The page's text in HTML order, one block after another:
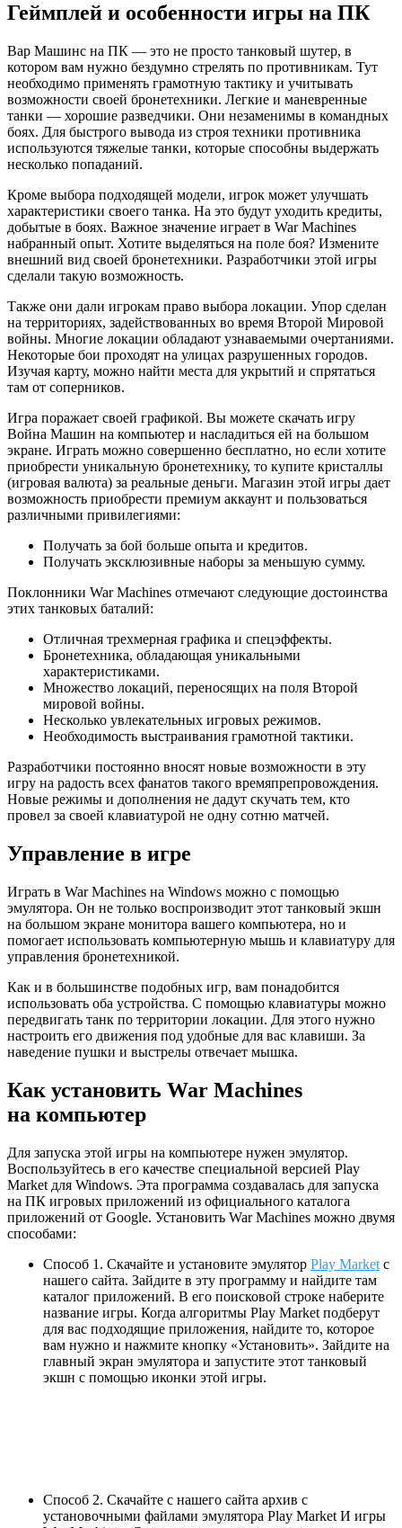
Геймплей и особенности игры на ПК
Вар Машинс на ПК — это не просто танковый шутер, в
котором вам нужно бездумно стрелять по противникам. Тут
необходимо применять грамотную тактику и учитывать
возможности своей бронетехники. Легкие и маневренные
танки — хорошие разведчики. Они незаменимы в командных
боях. Для быстрого вывода из строя техники противника
используются тяжелые танки, которые способны выдержать
несколько попаданий.
Кроме выбора подходящей модели, игрок может улучшать
характеристики своего танка. На это будут уходить кредиты,
добытые в боях. Важное значение играет в War Machines
набранный опыт. Хотите выделяться на поле боя? Измените
внешний вид своей бронетехники. Разработчики этой игры
сделали такую возможность.
Также они дали игрокам право выбора локации. Упор сделан
на территориях, задействованных во время Второй Мировой
войны. Многие локации обладают узнаваемыми очертаниями.
Некоторые бои проходят на улицах разрушенных городов.
Изучая карту, можно найти места для укрытий и спрятаться
там от соперников.
Игра поражает своей графикой. Вы можете скачать игру
Война Машин на компьютер и насладиться ей на большом
экране. Играть можно совершенно бесплатно, но если хотите
приобрести уникальную бронетехнику, то купите кристаллы
(игровая валюта) за реальные деньги. Магазин этой игры дает
возможность приобрести премиум аккаунт и пользоваться
различными привилегиями:
Получать за бой больше опыта и кредитов.
Получать эксклюзивные наборы за меньшую сумму.
Поклонники War Machines отмечают следующие достоинства
этих танковых баталий:
Отличная трехмерная графика и спецэффекты.
Бронетехника, обладающая уникальными
характеристиками.
Множество локаций, переносящих на поля Второй
мировой войны.
Несколько увлекательных игровых режимов.
Необходимость выстраивания грамотной тактики.
Разработчики постоянно вносят новые возможности в эту
игру на радость всех фанатов такого времяпрепровождения.
Новые режимы и дополнения не дадут скучать тем, кто
провел за своей клавиатурой не одну сотню матчей.
Управление в игре
Играть в War Machines на Windows можно с помощью
эмулятора. Он не только воспроизводит этот танковый экшн
на большом экране монитора вашего компьютера, но и
помогает использовать компьютерную мышь и клавиатуру для
управления бронетехникой.
Как и в большинстве подобных игр, вам понадобится
использовать оба устройства. С помощью клавиатуры можно
передвигать танк по территории локации. Для этого нужно
настроить его движения под удобные для вас клавиши. За
наведение пушки и выстрелы отвечает мышка.
Как установить War Machines
на компьютер
Для запуска этой игры на компьютере нужен эмулятор.
Воспользуйтесь в его качестве специальной версией Play
Market для Windows. Эта программа создавалась для запуска
на ПК игровых приложений из официального каталога
приложений от Google. Установить War Machines можно двумя
способами:
Способ 1. Скачайте и установите эмулятор Play Market с
нашего сайта. Зайдите в эту программу и найдите там
каталог приложений. В его поисковой строке наберите
название игры. Когда алгоритмы Play Market подберут
для вас подходящие приложения, найдите то, которое
вам нужно и нажмите кнопку «Установить». Зайдите на
главный экран эмулятора и запустите этот танковый
экшн с помощью иконки этой игры.
Способ 2. Скачайте с нашего сайта архив с
установочными файлами эмулятора Play Market И игры